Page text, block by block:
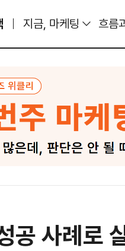
지금, 마케팅 흐름
공 사례로